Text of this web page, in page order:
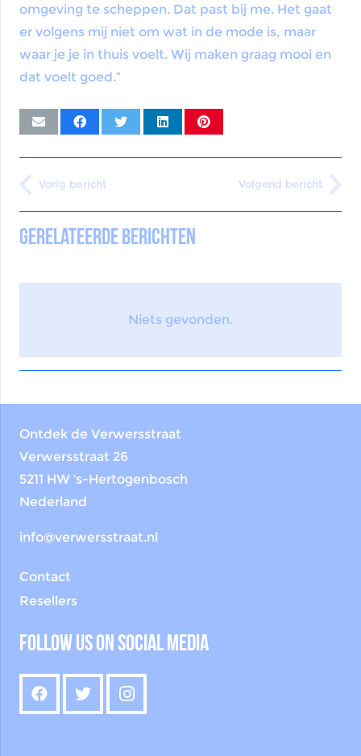
omgeving te scheppen. Dat past bij me. Het gaat
er volgens mij niet om wat in de mode is, maar
waar je je in thuis voelt. Wij maken graag mooi en
dat voelt goed.”
Vorig bericht Volgend bericht
Gerelateerde berichten
Niets gevonden.
Ontdek de Verwersstraat
Verwersstraat 26
5211 HW ‘s-Hertogenbosch
Nederland
info@verwersstraat.nl
Contact
Resellers
Follow us on social media